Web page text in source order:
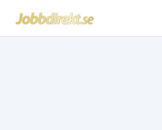
Hoppa till innehåll
Jobbdirekt